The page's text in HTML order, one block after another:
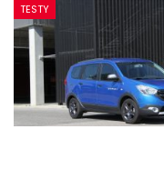
TESTY